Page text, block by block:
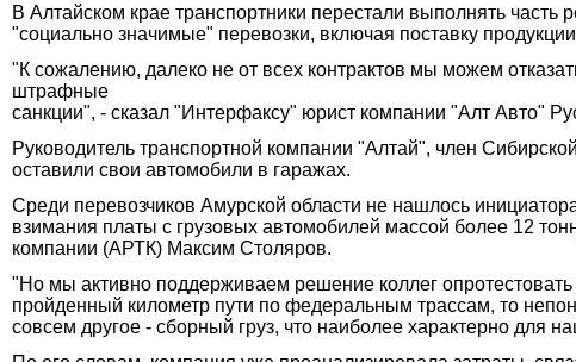
В Алтайском крае транспортники перестали выполнять
"социально значимые" перевозки, включая поставку
"К сожалению, далеко не от всех контрактов мы можем
штрафные
санкции", - сказал "Интерфаксу" юрист компании "Алт Авто"
Руководитель транспортной компании "Алтай", член
оставили свои автомобили в гаражах.
Среди перевозчиков Амурской области не нашлось
взимания платы с грузовых автомобилей массой более 12
компании (АРТК) Максим Столяров.
"Но мы активно поддерживаем решение коллег
пройденный километр пути по федеральным трассам, то
совсем другое - сборный груз, что наиболее характерно для